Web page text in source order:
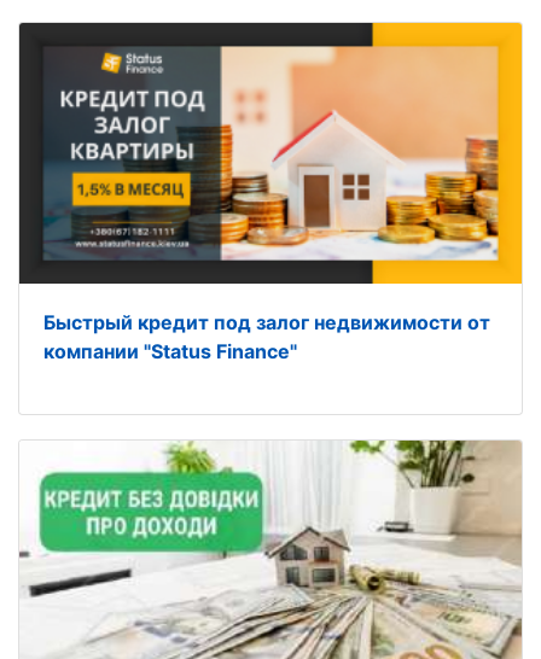
Быстрый кредит под залог недвижимости от
компании "Status Finance"